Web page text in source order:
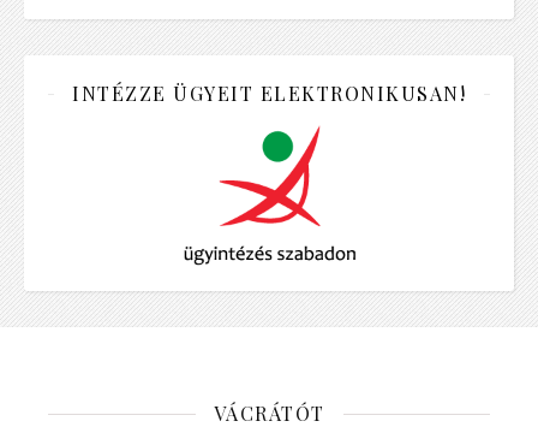
INTÉZZE ÜGYEIT ELEKTRONIKUSAN!
VÁCRÁTÓT